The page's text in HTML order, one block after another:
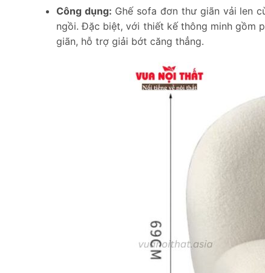
Công dụng: Ghế sofa đơn thư giãn vải len
ngồi. Đặc biệt, với thiết kế thông minh gồm
giãn, hỗ trợ giải bớt căng thẳng.